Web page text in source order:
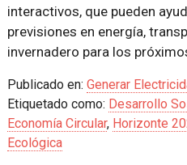
interactivos, que pueden
previsiones en energía,
invernadero para los
Publicado en: Generar
Etiquetado como: Desarrollo
Economía Circular, Horizonte
Ecológica